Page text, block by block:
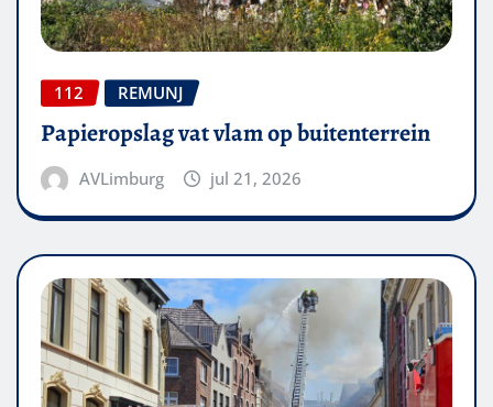
112 REMUNJ
Papieropslag vat vlam op buitenterrein
AVLimburg jul 21, 2026